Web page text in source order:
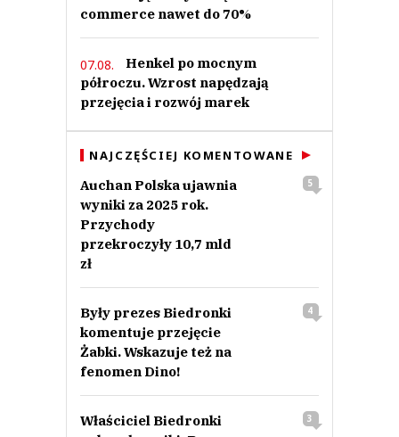
commerce nawet do 70%
07.08.
Henkel po mocnym
półroczu. Wzrost napędzają
przejęcia i rozwój marek
NAJCZĘŚCIEJ KOMENTOWANE
Auchan Polska ujawnia
wyniki za 2025 rok.
Przychody
przekroczyły 10,7 mld
zł
5
Były prezes Biedronki
komentuje przejęcie
Żabki. Wskazuje też na
fenomen Dino!
4
Właściciel Biedronki
3